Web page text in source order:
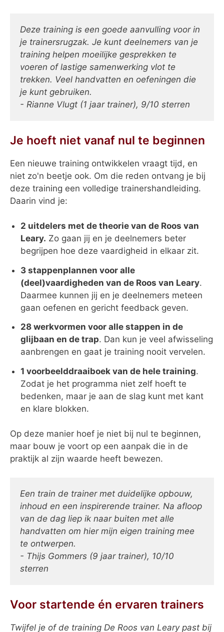
Deze training is een goede aanvulling voor in
je trainersrugzak. Je kunt deelnemers van je
training helpen moeilijke gesprekken te
voeren of lastige samenwerking vlot te
trekken. Veel handvatten en oefeningen die
je kunt gebruiken.
- Rianne Vlugt (1 jaar trainer), 9/10 sterren
Je hoeft niet vanaf nul te beginnen
Een nieuwe training ontwikkelen vraagt tijd, en
niet zo'n beetje ook. Om die reden ontvang je bij
deze training een volledige trainershandleiding.
Daarin vind je:
2 uitdelers met de theorie van de Roos van
Leary. Zo gaan jij en je deelnemers beter
begrijpen hoe deze vaardigheid in elkaar zit.
3 stappenplannen voor alle
(deel)vaardigheden van de Roos van Leary.
Daarmee kunnen jij en je deelnemers meteen
gaan oefenen en gericht feedback geven.
28 werkvormen voor alle stappen in de
glijbaan en de trap. Dan kun je veel afwisseling
aanbrengen en gaat je training nooit vervelen.
1 voorbeelddraaiboek van de hele training.
Zodat je het programma niet zelf hoeft te
bedenken, maar je aan de slag kunt met kant
en klare blokken.
Op deze manier hoef je niet bij nul te beginnen,
maar bouw je voort op een aanpak die in de
praktijk al zijn waarde heeft bewezen.
Een train de trainer met duidelijke opbouw,
inhoud en een inspirerende trainer. Na afloop
van de dag liep ik naar buiten met alle
handvatten om hier mijn eigen training mee
te ontwerpen.
- Thijs Gommers (9 jaar trainer), 10/10
sterren
Voor startende én ervaren trainers
Twijfel je of de training De Roos van Leary past bij